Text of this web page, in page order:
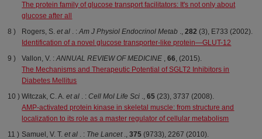
The protein family of glucose transport facilitators: It's not only about
glucose after all
Rogers, S.et al . :Am JPhysiol EndocrinolMetab .,282 (3), E733 (2002).
Identification of a novel glucose transporter-like protein—GLUT-12
Vallon, V. :ANNUAL REVIEW OF MEDICINE ,66, (2015).
The Mechanisms and Therapeutic Potential of SGLT2 Inhibitors in
Diabetes Mellitus
Witczak, C. A.et al . :Cell Mol Life Sci .,65 (23), 3737 (2008).
AMP-activated protein kinase in skeletal muscle: from structure and
localization to its role as a master regulator of cellular metabolism
Samuel, V. T.et al . : The Lancet .,375 (9733), 2267 (2010).